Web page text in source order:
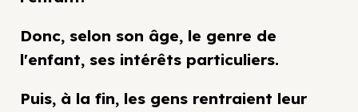
Donc, selon son âge, le genre de
l'enfant, ses intérêts particuliers.
Puis, à la fin, les gens rentraient leur